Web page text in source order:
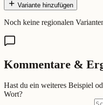
Variante hinzufügen
Noch keine regionalen
Kommentare &
Hast du ein weiteres Beispiel
Wort?